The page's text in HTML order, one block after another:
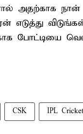
அதற்காக நான்
எடுத்து
போட்டியை
CSK IPL Cricket